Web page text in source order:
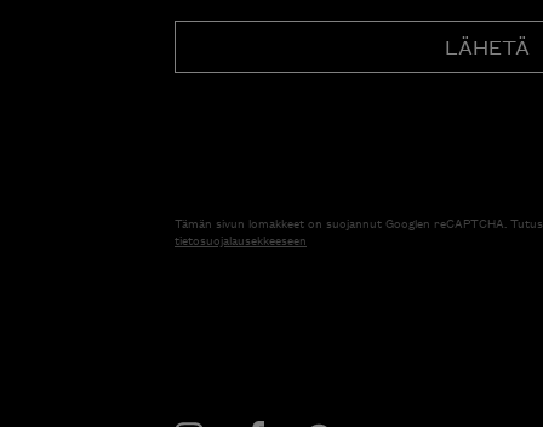
Tämän sivun lomakkeet on suojannut Googlen reCAPTCHA.
tietosuojalausekkeeseen